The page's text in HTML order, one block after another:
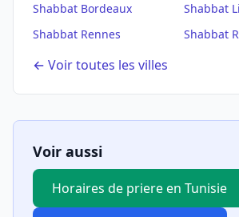
Shabbat Bordeaux Shabbat
Shabbat Rennes Shabbat
← Voir toutes les villes
Voir aussi
Horaires de priere en Tunisie